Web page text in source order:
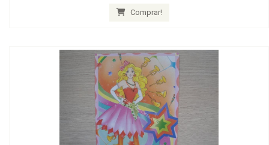
Comprar!